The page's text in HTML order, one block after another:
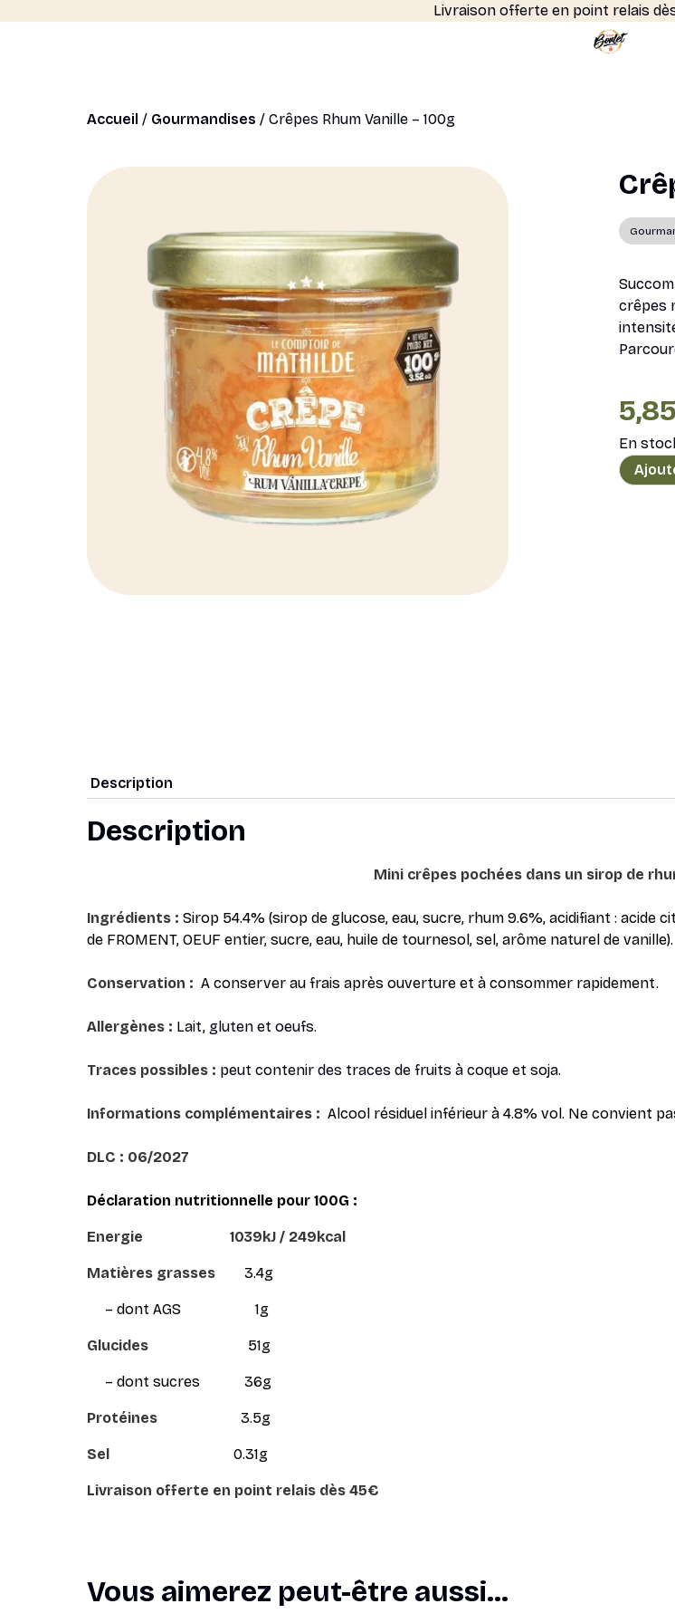
Livraison offerte en point relais
Accueil / Gourmandises / Crêpes Rhum Vanille – 100g
crêpes
5,85
En
quantité
de
Description
Description
Mini crêpes pochées dans un sirop de
Ingrédients : Sirop 54.4% (sirop de glucose, eau, sucre, rhum 9.6%, acidifiant : acide
de FROMENT, OEUF entier, sucre, eau, huile de tournesol, sel, arôme naturel de vanille).
Conservation : A conserver au frais après ouverture et à consommer rapidement.
Allergènes : Lait, gluten et oeufs.
Traces possibles : peut contenir des traces de fruits à coque et soja.
Informations complémentaires : Alcool résiduel inférieur à 4.8% vol. Ne convient
DLC : 06/2027
Déclaration nutritionnelle pour 100G :
Energie 1039kJ / 249kcal
Matières grasses 3.4g
– dont AGS 1g
Glucides 51g
– dont sucres 36g
Protéines 3.5g
Sel 0.31g
Livraison offerte en point relais dès 45€
Vous aimerez peut-être aussi…